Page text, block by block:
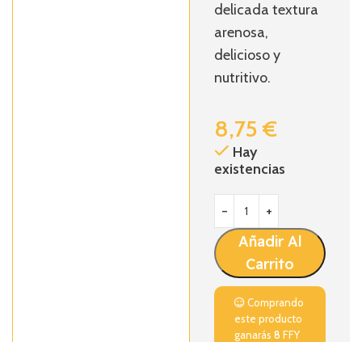
delicada textura
arenosa,
delicioso y
nutritivo.
8,75€
Hay
existencias
Añadir Al
Carrito
Comprando
este producto
ganarás8 FFY